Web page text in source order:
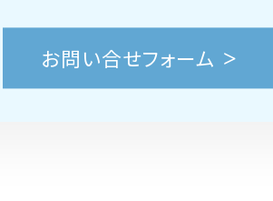
お問い合せフォーム